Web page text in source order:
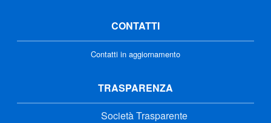
CONTATTI
Contatti in aggiornamento
TRASPARENZA
Società Trasparente